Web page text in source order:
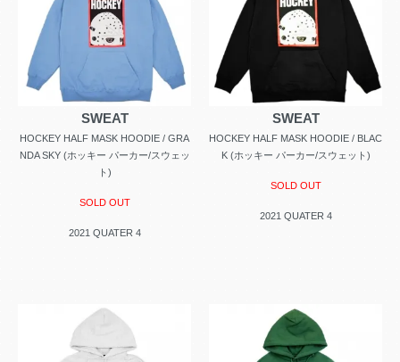
SWEAT
HOCKEY HALF MASK HOODIE / GRA
NDA SKY (ホッキー パーカー/スウェッ
ト)
SOLD OUT
2021 QUATER 4
SWEAT
HOCKEY HALF MASK HOODIE / BLAC
K (ホッキー パーカー/スウェット)
SOLD OUT
2021 QUATER 4